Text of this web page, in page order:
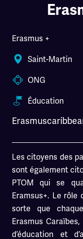
Erasmus +
Saint-Martin
ONG
Éducation
Les citoyens des
sont également
PTOM qui se
Eramsus+. Le rôle
sorte que
Erasmus
d’éducation et